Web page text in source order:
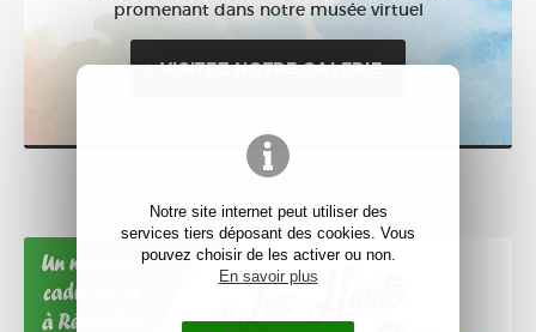
Notre site internet peut utiliser des
services tiers déposant des cookies. Vous
pouvez choisir de les activer ou non.
En savoir plus
promenant dans notre musée virtuel
VISITEZ NOTRE GALERIE